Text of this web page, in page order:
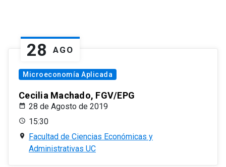
28 AGO
Microeconomía Aplicada
Cecilia Machado, FGV/EPG
28 de Agosto de 2019
15:30
Facultad de Ciencias Económicas y
Administrativas UC